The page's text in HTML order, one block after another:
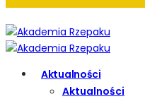
Aktualności
Aktualności